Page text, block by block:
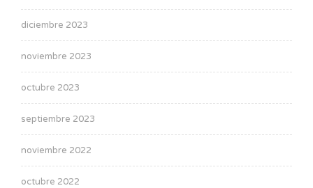
diciembre 2023
noviembre 2023
octubre 2023
septiembre 2023
noviembre 2022
octubre 2022